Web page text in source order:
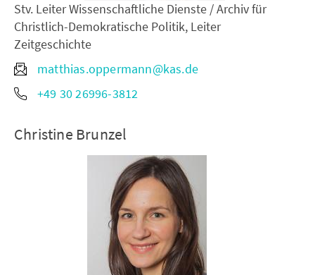
Stv. Leiter Wissenschaftliche Dienste / Archiv für
Christlich-Demokratische Politik, Leiter
Zeitgeschichte
matthias.oppermann@kas.de
+49 30 26996-3812
Christine Brunzel